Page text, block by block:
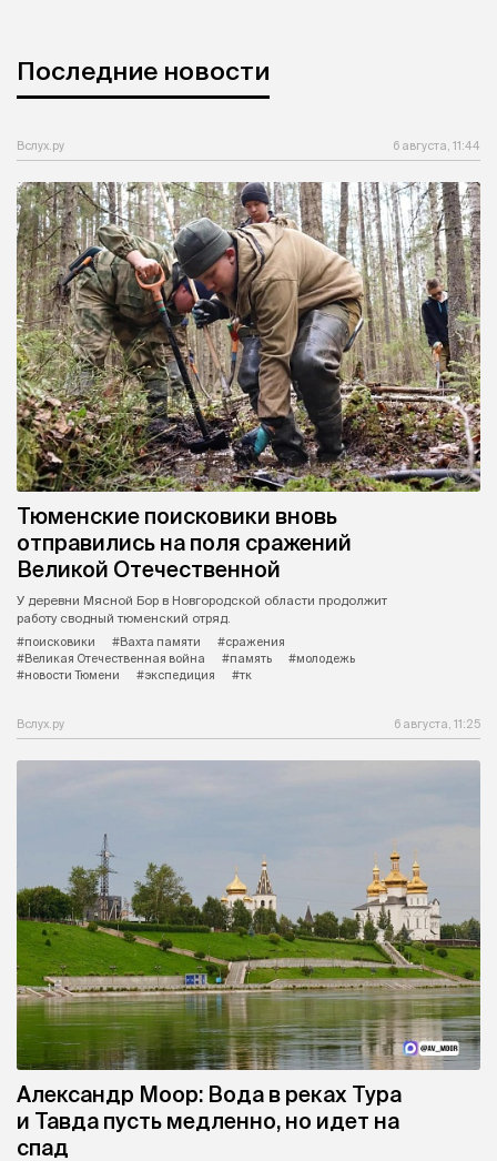
Последние новости
Вслух.ру 6 августа, 11:44
Тюменские поисковики вновь
отправились на поля сражений
Великой Отечественной
У деревни Мясной Бор в Новгородской области продолжит
работу сводный тюменский отряд.
#поисковики
#Вахта памяти
#сражения
#Великая Отечественная война
#память
#молодежь
#новости Тюмени
#экспедиция #тк
Вслух.ру 6 августа, 11:25
Александр Моор: Вода в реках Тура
и Тавда пусть медленно, но идет на
спад